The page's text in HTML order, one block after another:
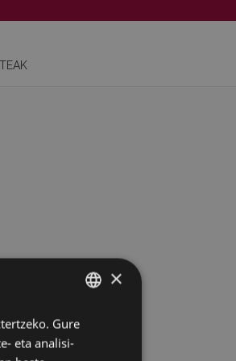
BASQUE
SPANISH
×
Gure
eta analisi-